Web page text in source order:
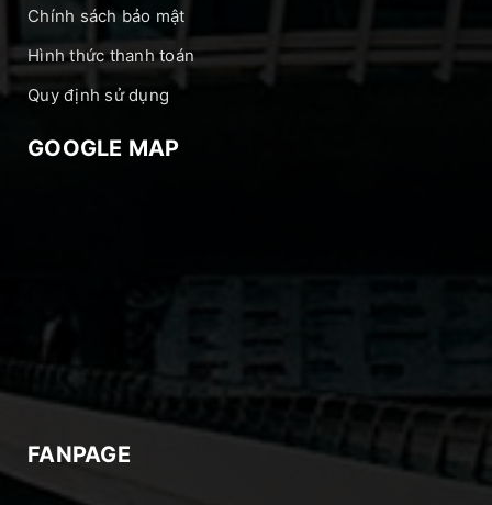
Chính sách bảo mật
Hình thức thanh toán
Quy định sử dụng
GOOGLE MAP
FANPAGE